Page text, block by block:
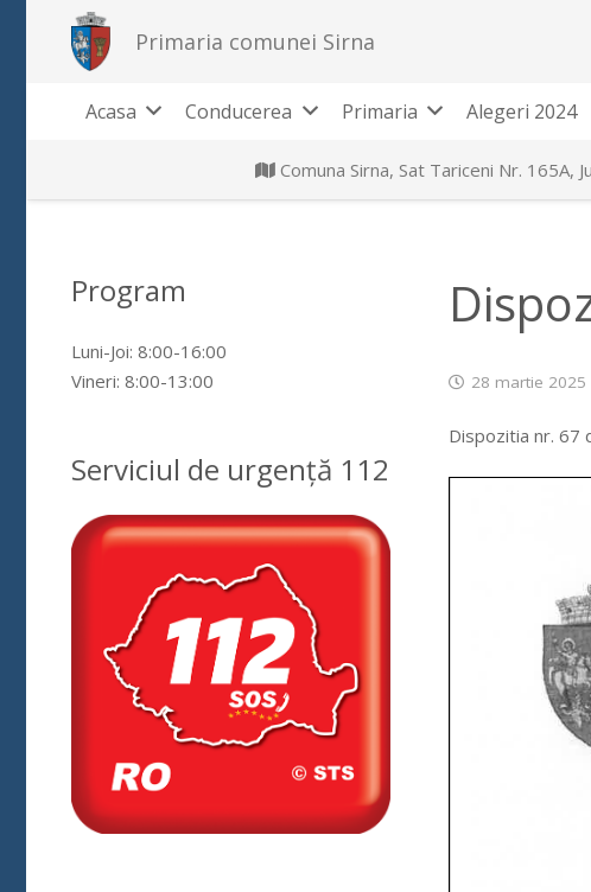
Primaria comunei Sirna
Acasa Conducerea Primaria Alegeri 2024
Comuna Sirna, Sat Tariceni Nr. 165A,
28 martie 2025
Dispozitia nr. 67
Program
Luni-Joi: 8:00-16:00
Vineri: 8:00-13:00
Serviciul de urgență 112